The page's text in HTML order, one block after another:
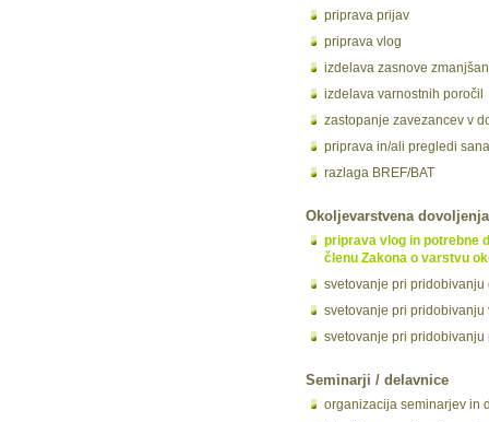
priprava prijav
priprava vlog
izdelava zasnove
izdelava varnostnih poročil
zastopanje zavezancev v
priprava in/ali pregledi
razlaga BREF/BAT
Okoljevarstvena
priprava vlog in potrebne
členu Zakona o varstvu
svetovanje pri
svetovanje pri
svetovanje pri
Seminarji / delavnice
organizacija seminarjev in